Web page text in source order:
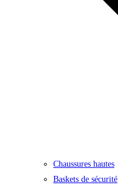
Chaussures hautes
Baskets de sécurité